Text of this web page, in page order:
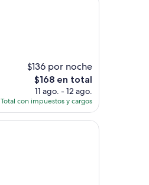
$136 por noche
El
precio
actual
es
de
$168 en total
11 ago. - 12 ago.
Total con impuestos y cargos